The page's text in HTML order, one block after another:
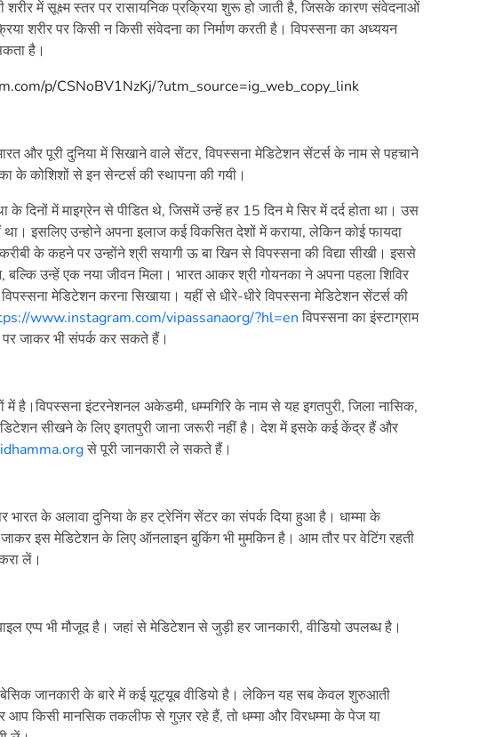
शरीर में सूक्ष्म स्तर पर रासायनिक प्रक्रिया शुरू हो जाती है, जिसके कारण संवेदनाओं
शरीर पर किसी न किसी संवेदना का निर्माण करती है। विपस्सना का अध्ययन
है।
p/CSNoBV1NzKj/?utm_source=ig_web_copy_link
और पूरी दुनिया में सिखाने वाले सेंटर, विपस्सना मेडिटेशन सेंटर्स के नाम से पहचाने
के कोशिशों से इन सेन्टर्स की स्थापना की गयी।
के दिनों में माइग्रेन से पीडित थे, जिसमें उन्हें हर 15 दिन मे सिर में दर्द होता था। उस
इसलिए उन्होने अपना इलाज कई विकसित देशों में कराया, लेकिन कोई फायदा
के कहने पर उन्होंने श्री सयागी ऊ बा खिन से विपस्सना की विद्या सीखी। इससे
उन्हें एक नया जीवन मिला। भारत आकर श्री गोयनका ने अपना पहला शिविर
मेडिटेशन करना सिखाया। यहीं से धीरे-धीरे विपस्सना मेडिटेशन सेंटर्स की
www.instagram.com/vipassanaorg/?hl=en विपस्सना का इंस्टाग्राम
जाकर भी संपर्क कर सकते हैं।
है।विपस्सना इंटरनेशनल अकेडमी, धम्मगिरि के नाम से यह इगतपुरी, जिला नासिक,
मेडिटेशन सीखने के लिए इगतपुरी जाना जरूरी नहीं है। देश में इसके कई केंद्र हैं और
से पूरी जानकारी ले सकते हैं।
भारत के अलावा दुनिया के हर ट्रेनिंग सेंटर का संपर्क दिया हुआ है। धाम्मा के
इस मेडिटेशन के लिए ऑनलाइन बुकिंग भी मुमकिन है। आम तौर पर वेटिंग रहती
लें।
एप्प भी मौजूद है। जहां से मेडिटेशन से जुड़ी हर जानकारी, वीडियो उपलब्ध है।
जानकारी के बारे में कई यूट्यूब वीडियो है। लेकिन यह सब केवल शुरुआती
किसी मानसिक तकलीफ से गुज़र रहे हैं, तो धम्मा और विरधम्मा के पेज या